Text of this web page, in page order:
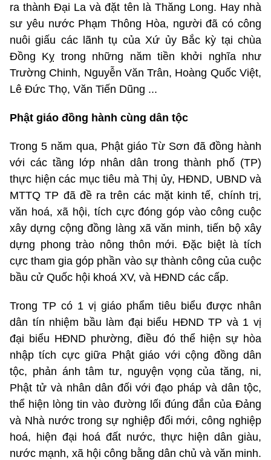
ra thành Đại La và đặt tên là Thăng Long. Hay nhà
sư yêu nước Phạm Thông Hòa, người đã có công
nuôi giấu các lãnh tụ của Xứ ủy Bắc kỳ tại chùa
Đồng Kỵ trong những năm tiền khởi nghĩa như
Trường Chinh, Nguyễn Văn Trân, Hoàng Quốc Việt,
Lê Đức Thọ, Văn Tiến Dũng ...
Phật giáo đồng hành cùng dân tộc
Trong 5 năm qua, Phật giáo Từ Sơn đã đồng hành
với các tầng lớp nhân dân trong thành phố (TP)
thực hiện các mục tiêu mà Thị ủy, HĐND, UBND và
MTTQ TP đã đề ra trên các mặt kinh tế, chính trị,
văn hoá, xã hội, tích cực đóng góp vào công cuộc
xây dựng cộng đồng làng xã văn minh, tiến bộ xây
dựng phong trào nông thôn mới. Đặc biệt là tích
cực tham gia góp phần vào sự thành công của cuộc
bầu cử Quốc hội khoá XV, và HĐND các cấp.
Trong TP có 1 vị giáo phẩm tiêu biểu được nhân
dân tín nhiệm bầu làm đại biểu HĐND TP và 1 vị
đại biểu HĐND phường, điều đó thể hiện sự hòa
nhập tích cực giữa Phật giáo với cộng đồng dân
tộc, phản ánh tâm tư, nguyện vọng của tăng, ni,
Phật tử và nhân dân đối với đạo pháp và dân tộc,
thể hiện lòng tin vào đường lối đúng đắn của Đảng
và Nhà nước trong sự nghiệp đổi mới, công nghiệp
hoá, hiện đại hoá đất nước, thực hiện dân giàu,
nước mạnh, xã hội công bằng dân chủ và văn minh.